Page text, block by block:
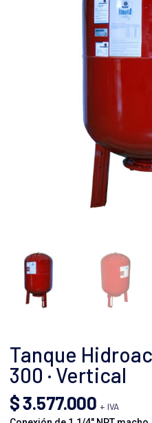
Tanque
300 · Vertical
$3.577.000 + IVA